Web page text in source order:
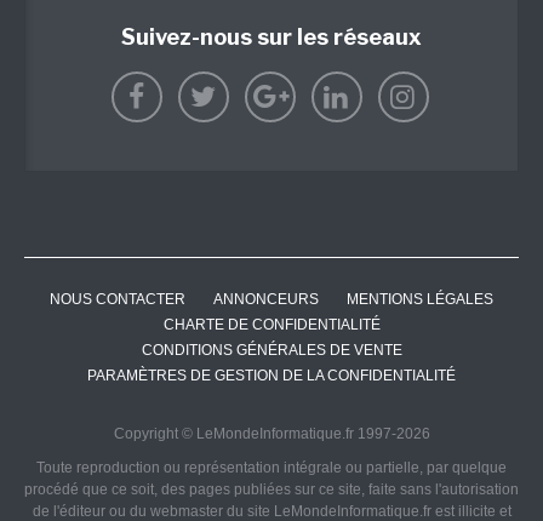
Suivez-nous sur les réseaux
NOUS CONTACTER ANNONCEURS
MENTIONS LÉGALES
CHARTE DE CONFIDENTIALITÉ
CONDITIONS GÉNÉRALES DE VENTE
PARAMÈTRES DE GESTION DE LA CONFIDENTIALITÉ
Copyright © LeMondeInformatique.fr 1997-2026
Toute reproduction ou représentation intégrale ou partielle, par quelque
procédé que ce soit, des pages publiées sur ce site, faite sans l'autorisation
de l'éditeur ou du webmaster du site LeMondeInformatique.fr est illicite et